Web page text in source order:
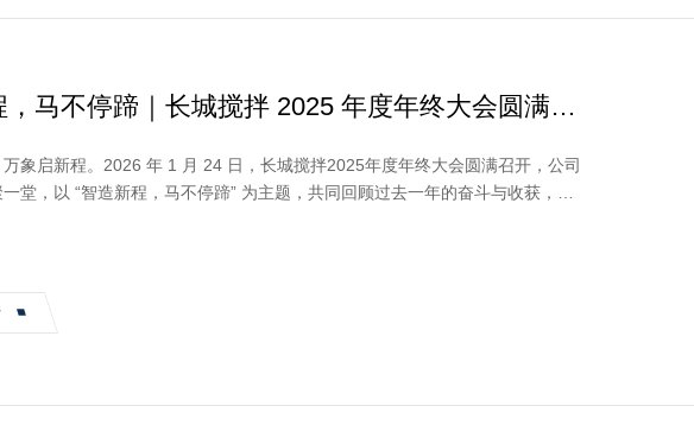
，马不停蹄｜长城搅拌 2025 年度年终大会圆满落
象启新程。2026 年 1 月 24 日，长城搅拌2025年度年终大会圆满召开，公司
堂，以 “智造新程，马不停蹄” 为主题，共同回顾过去一年的奋斗与收获，表